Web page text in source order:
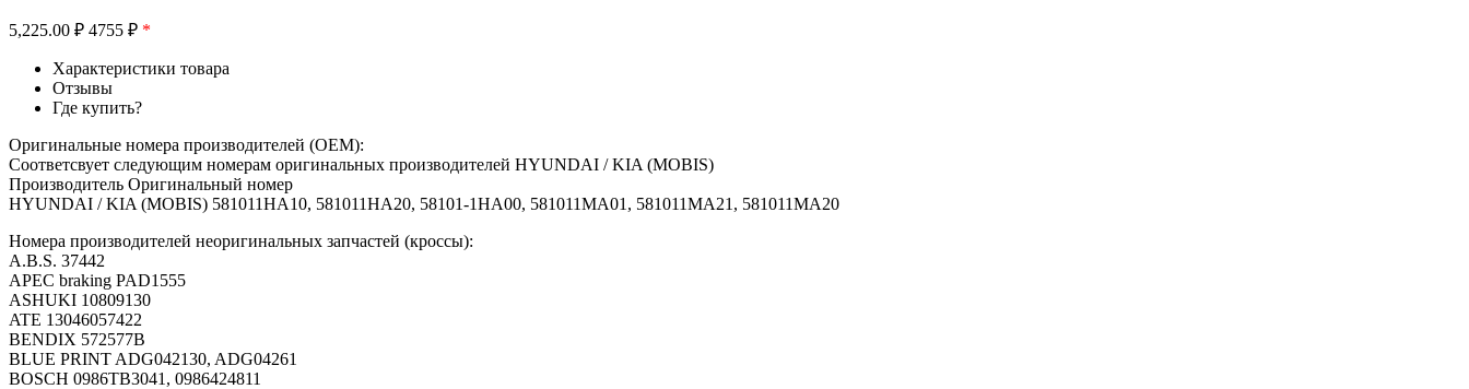
5,225.00 ₽ 4755 ₽ *
Характеристики товара
Отзывы
Где купить?
Оригинальные номера производителей (OEM):
Соответсвует следующим номерам оригинальных производителей HYUNDAI / KIA (MOBIS)
Производитель Оригинальный номер
HYUNDAI / KIA (MOBIS) 581011HA10, 581011HA20, 58101-1HA00, 581011MA01, 581011MA21, 581011MA20
Номера производителей неоригинальных запчастей (кроссы):
A.B.S. 37442
APEC braking PAD1555
ASHUKI 10809130
ATE 13046057422
BENDIX 572577B
BLUE PRINT ADG042130, ADG04261
BOSCH 0986TB3041, 0986424811